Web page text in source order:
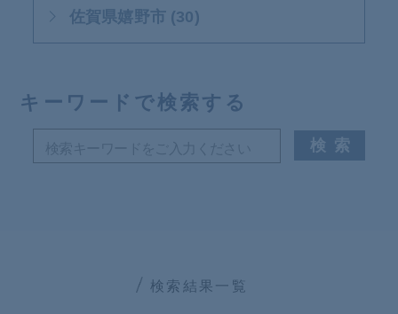
佐賀県嬉野市 (30)
キーワードで検索する
検索結果一覧